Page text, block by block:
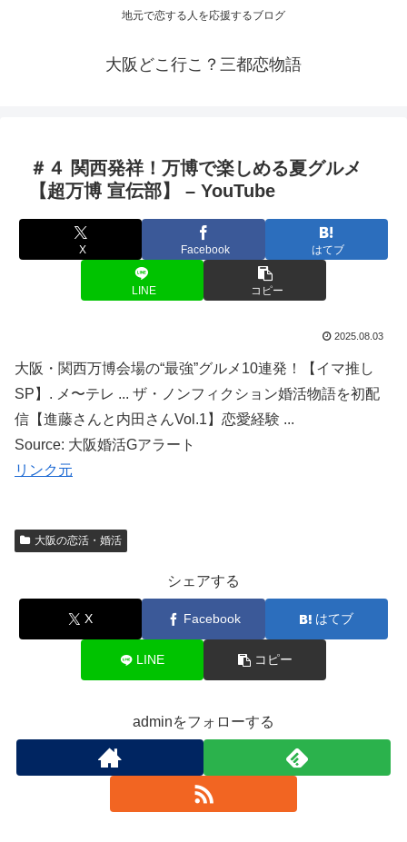
地元で恋する人を応援するブログ
大阪どこ行こ？三都恋物語
＃４ 関西発祥！万博で楽しめる夏グルメ
【超万博 宣伝部】 – YouTube
X Facebook はてブ
LINE コピー
2025.08.03
大阪・関西万博会場の“最強”グルメ10連発！【イマ推し
SP】. メ〜テレ ... ザ・ノンフィクション婚活物語を初配
信【進藤さんと内田さんVol.1】恋愛経験 ...
Source: 大阪婚活Gアラート
リンク元
大阪の恋活・婚活
シェアする
X Facebook はてブ
LINE コピー
adminをフォローする